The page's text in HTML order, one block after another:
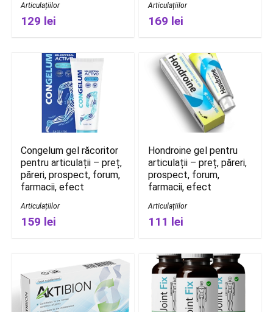
Articulațiilor
129 lei
Articulațiilor
169 lei
Congelum gel răcoritor
pentru articulații – preț,
păreri, prospect, forum,
farmacii, efect
Articulațiilor
159 lei
Hondroine gel pentru
articulații – preț, păreri,
prospect, forum,
farmacii, efect
Articulațiilor
111 lei